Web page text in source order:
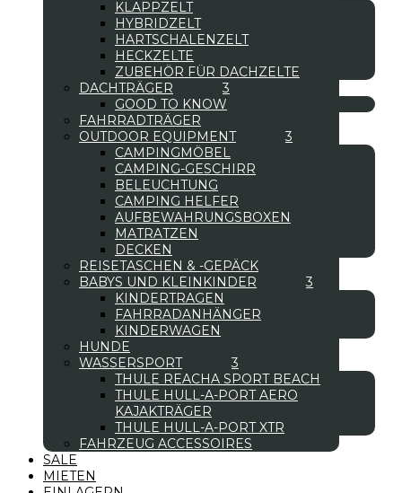
KLAPPZELT
HYBRIDZELT
HARTSCHALENZELT
HECKZELTE
ZUBEHÖR FÜR DACHZELTE
DACHTRÄGER
GOOD TO KNOW
FAHRRADTRÄGER
OUTDOOR EQUIPMENT
CAMPINGMÖBEL
CAMPING-GESCHIRR
BELEUCHTUNG
CAMPING HELFER
AUFBEWAHRUNGSBOXEN
MATRATZEN
DECKEN
REISETASCHEN & -GEPÄCK
BABYS UND KLEINKINDER
KINDERTRAGEN
FAHRRADANHÄNGER
KINDERWAGEN
HUNDE
WASSERSPORT
THULE REACHA SPORT BEACH
THULE HULL-A-PORT AERO
KAJAKTRÄGER
THULE HULL-A-PORT XTR
FAHRZEUG ACCESSOIRES
SALE
MIETEN